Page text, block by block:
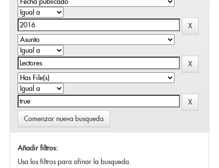
Comenzar nueva busqueda
Añadir filtros:
Usa los filtros para afinar la busqueda.